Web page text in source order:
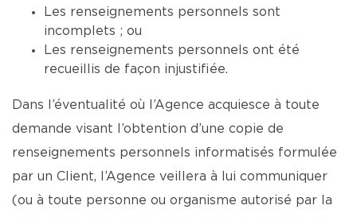
Les renseignements personnels sont
incomplets ; ou
Les renseignements personnels ont été
recueillis de façon injustifiée.
Dans l’éventualité où l’Agence acquiesce à toute
demande visant l’obtention d’une copie de
renseignements personnels informatisés formulée
par un Client, l’Agence veillera à lui communiquer
(ou à toute personne ou organisme autorisé par la